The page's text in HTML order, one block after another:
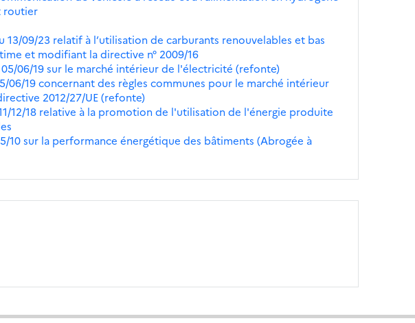
routier
13/09/23 relatif à l’utilisation de carburants renouvelables et bas
et modifiant la directive n° 2009/16
05/06/19 sur le marché intérieur de l'électricité (refonte)
06/19 concernant des règles communes pour le marché intérieur
2012/27/UE (refonte)
12/18 relative à la promotion de l'utilisation de l'énergie produite
10 sur la performance énergétique des bâtiments (Abrogée à